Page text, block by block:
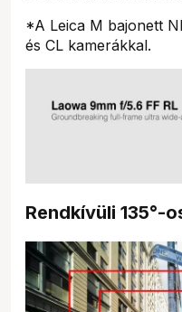
*A Leica M bajonett
és CL kamerákkal.
Rendkívüli 135°-